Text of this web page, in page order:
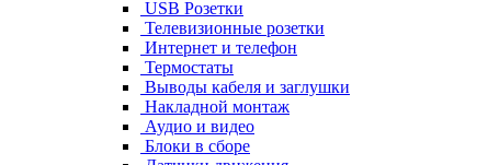
USB Розетки
Телевизионные розетки
Интернет и телефон
Термостаты
Выводы кабеля и заглушки
Накладной монтаж
Аудио и видео
Блоки в сборе